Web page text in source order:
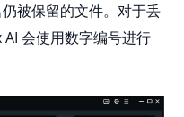
被保留的文件。对于丢
会使用数字编号进行